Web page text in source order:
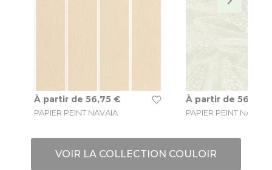
PAPIER PEINT NAVAIA
À partir de 56,75 €
PAPIER PEINT NATURA
À partir de 56,75 €
VOIR LA COLLECTION COULOIR